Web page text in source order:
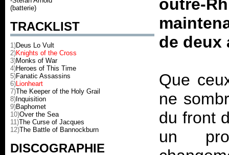
(batterie)
TRACKLIST
1)Deus Lo Vult
2)Knights of the Cross
3)Monks of War
4)Heroes of This Time
5)Fanatic Assassins
6)Lionheart
7)The Keeper of the Holy Grail
8) Inquisition
9)Baphomet
10)Over the Sea
11)The Curse of Jacques
12)The Battle of Bannockburn
DISCOGRAPHIE
outre-
de deux
Que
ne
du front
un